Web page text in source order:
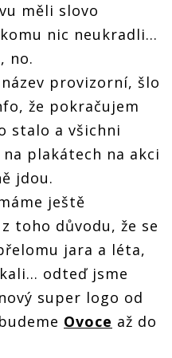
měli slovo
nic neukradli...
no.
provizorní, šlo
že pokračujem
stalo a všichni
plakátech na akci
jdou.
ještě
toho důvodu, že se
jara a léta,
odteď jsme
super logo od
Ovoce až do